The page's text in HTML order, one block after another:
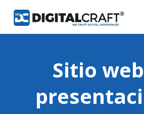
Sitio